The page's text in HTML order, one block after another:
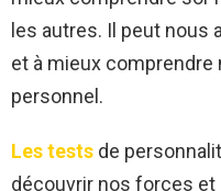
les autres. Il peut nous
et à mieux
personnel.
Les tests de
découvrir nos forces